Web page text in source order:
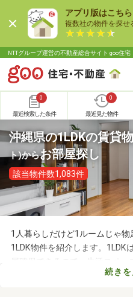
アプリ版はこちら
複数社の物件を探せ
NTTグループ運営の不動産総合サイト goo住宅
0
最近検索した条件
0
最近見た物件
沖縄県の1LDKの賃貸
ト)からお部屋探し
該当物件数1,083件
1人暮らしだけど1ルームじゃ
1LDK物件を紹介します。1LDK
屋確保できるので、生活スペー
たLDKの物件を選べば、ゆった
続きを